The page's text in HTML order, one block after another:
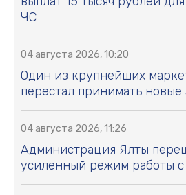
ЧС
04 августа 2026, 10:20
Один из крупнейших
перестал принимать
04 августа 2026, 11:26
Администрация Ялты
усиленный режим работы